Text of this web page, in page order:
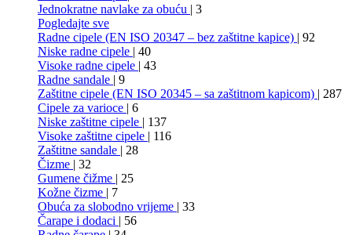
Jednokratne navlake za obuću | 3
Pogledajte sve
Radne cipele (EN ISO 20347 – bez zaštitne kapice) | 92
Niske radne cipele | 40
Visoke radne cipele | 43
Radne sandale | 9
Zaštitne cipele (EN ISO 20345 – sa zaštitnom kapicom) | 287
Cipele za varioce | 6
Niske zaštitne cipele | 137
Visoke zaštitne cipele | 116
Zaštitne sandale | 28
Čizme | 32
Gumene čižme | 25
Kožne čizme | 7
Obuća za slobodno vrijeme | 33
Čarape i dodaci | 56